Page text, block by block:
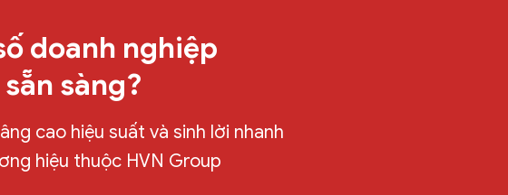
doanh nghiệp
sàng?
cao hiệu suất và sinh lời nhanh
hiệu thuộc HVN Group